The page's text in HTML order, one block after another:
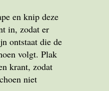
en knip deze
in, zodat er
ontstaat die de
volgt. Plak
krant, zodat
niet